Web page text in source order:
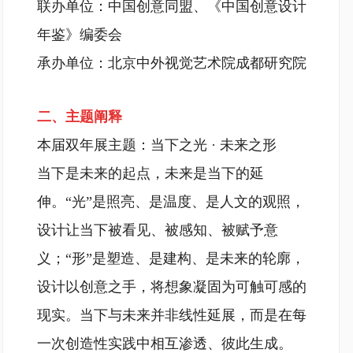
联办单位：中国创意同盟、《中国创意设计
年鉴》编委会
承办单位：北京中外视觉艺术院成都研究院
二、主题阐释
本届双年展主题：当下之光 · 未来之形
当下是未来的起点，未来是当下的延
伸。“光”是照亮、是温度、是人文的观照，
设计让当下被看见、被感知、被赋予意
义；“形”是塑造、是建构、是未来的轮廓，
设计以创意之手，将想象凝固为可触可感的
现实。当下与未来并非线性延展，而是在每
一次创造性实践中相互渗透、彼此生成。